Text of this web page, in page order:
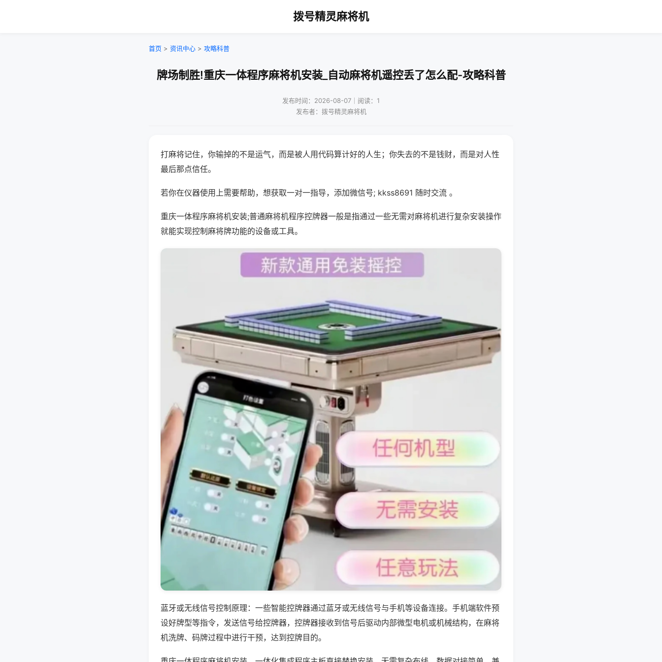
拨号精灵麻将机
首页 > 资讯中心 > 攻略科普
牌场制胜!重庆一体程序麻将机安装_自动麻将机遥控丢了怎么配-攻略科普
发布时间：2026-08-07｜阅读：1
发布者：拨号精灵麻将机
打麻将记住，你输掉的不是运气，而是被人用代码算计好的人生；你失去的不是钱财，而是对人性
最后那点信任。
若你在仪器使用上需要帮助，想获取一对一指导，添加微信号; kkss8691 随时交流 。
重庆一体程序麻将机安装;普通麻将机程序控牌器一般是指通过一些无需对麻将机进行复杂安装操作
就能实现控制麻将牌功能的设备或工具。
蓝牙或无线信号控制原理：一些智能控牌器通过蓝牙或无线信号与手机等设备连接。手机端软件预
设好牌型等指令，发送信号给控牌器，控牌器接收到信号后驱动内部微型电机或机械结构，在麻将
机洗牌、码牌过程中进行干预，达到控牌目的。